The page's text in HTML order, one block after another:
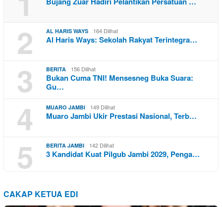
2 AL HARIS WAYS 164 Dilihat
Al Haris Ways: Sekolah Rakyat Terintegra…
3 BERITA 156 Dilihat
Bukan Cuma TNI! Mensesneg Buka Suara:
Gu…
4 MUARO JAMBI 149 Dilihat
Muaro Jambi Ukir Prestasi Nasional, Terb…
5 BERITA JAMBI 142 Dilihat
3 Kandidat Kuat Pilgub Jambi 2029, Penga…
CAKAP KETUA EDI